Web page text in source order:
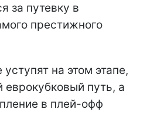
за путевку в
престижного
на этом этапе,
еврокубковый путь, а
в плей-офф